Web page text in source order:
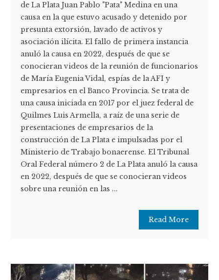
de La Plata Juan Pablo "Pata" Medina en una
causa en la que estuvo acusado y detenido por
presunta extorsión, lavado de activos y
asociación ilícita. El fallo de primera instancia
anuló la causa en 2022, después de que se
conocieran videos de la reunión de funcionarios
de María Eugenia Vidal, espías de la AFI y
empresarios en el Banco Provincia. Se trata de
una causa iniciada en 2017 por el juez federal de
Quilmes Luis Armella, a raíz de una serie de
presentaciones de empresarios de la
construcción de La Plata e impulsadas por el
Ministerio de Trabajo bonaerense. El Tribunal
Oral Federal número 2 de La Plata anuló la causa
en 2022, después de que se conocieran videos
sobre una reunión en las ...
Read More